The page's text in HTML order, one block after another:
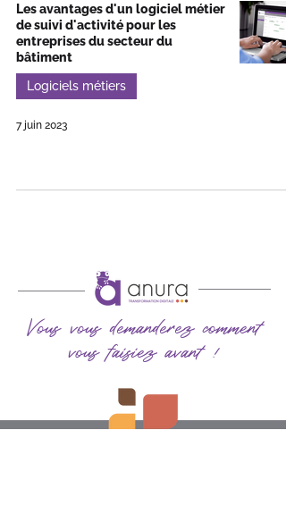
Les avantages d'un logiciel métier
de suivi d'activité pour les
entreprises du secteur du
bâtiment
Logiciels métiers
7 juin 2023
Vous vous demanderez comment
vous faisiez avant !